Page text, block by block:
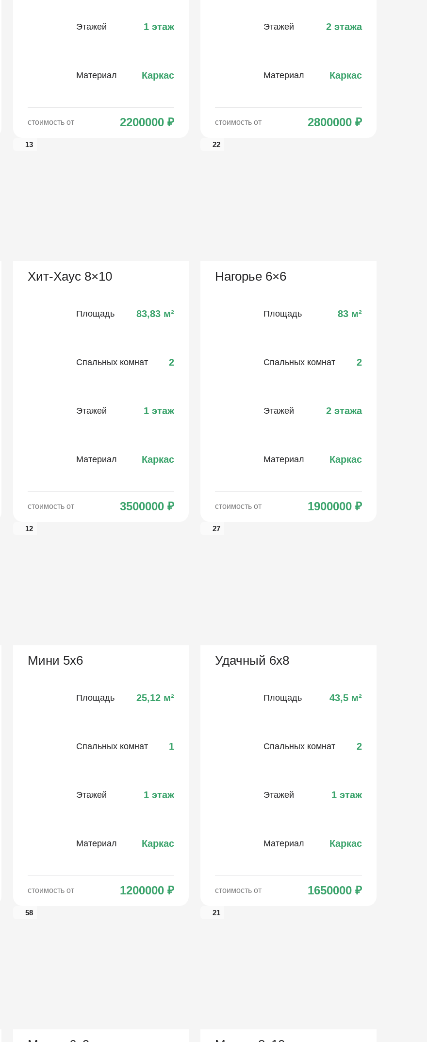
Этажей 1 этаж
Материал Каркас
стоимость от 2200000 ₽
13
Этажей 2 этажа
Материал Каркас
стоимость от 2800000 ₽
22
Хит-Хаус 8×10
Площадь 83,83 м²
Спальных комнат 2
Этажей 1 этаж
Материал Каркас
стоимость от 3500000 ₽
12
Нагорье 6×6
Площадь 83 м²
Спальных комнат 2
Этажей 2 этажа
Материал Каркас
стоимость от 1900000 ₽
27
Мини 5х6
Площадь 25,12 м²
Спальных комнат 1
Этажей 1 этаж
Материал Каркас
стоимость от 1200000 ₽
58
Удачный 6х8
Площадь 43,5 м²
Спальных комнат 2
Этажей 1 этаж
Материал Каркас
стоимость от 1650000 ₽
21